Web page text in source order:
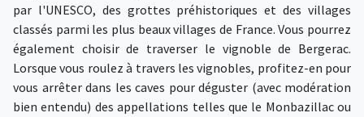
par l'UNESCO, des grottes préhistoriques et des villages
classés parmi les plus beaux villages de France. Vous pourrez
également choisir de traverser le vignoble de Bergerac.
Lorsque vous roulez à travers les vignobles, profitez-en pour
vous arrêter dans les caves pour déguster (avec modération
bien entendu) des appellations telles que le Monbazillac ou